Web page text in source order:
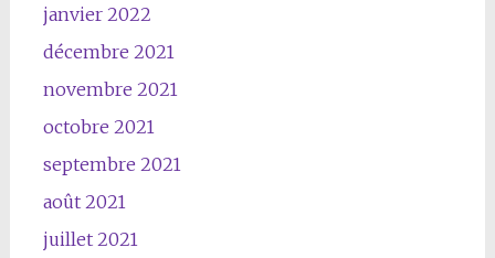
janvier 2022
décembre 2021
novembre 2021
octobre 2021
septembre 2021
août 2021
juillet 2021